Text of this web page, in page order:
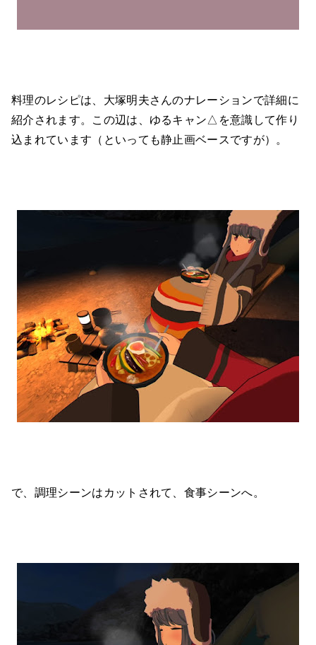
料理のレシピは、大塚明夫さんのナレーションで詳細に
紹介されます。この辺は、ゆるキャン△を意識して作り
込まれています（といっても静止画ベースですが）。
で、調理シーンはカットされて、食事シーンへ。